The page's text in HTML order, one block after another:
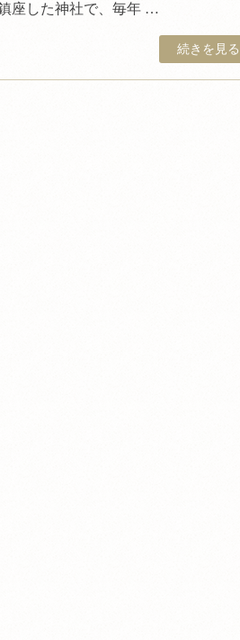
座した神社で、毎年 …
続きを見